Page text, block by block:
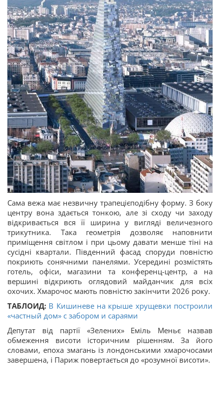
Сама вежа має незвичну трапецієподібну форму. З боку
центру вона здається тонкою, але зі сходу чи заходу
відкривається вся її ширина у вигляді величезного
трикутника. Така геометрія дозволяє наповнити
приміщення світлом і при цьому давати менше тіні на
сусідні квартали. Південний фасад споруди повністю
покриють сонячними панелями. Усередині розмістять
готель, офіси, магазини та конференц-центр, а на
вершині відкриють оглядовий майданчик для всіх
охочих. Хмарочос мають повністю закінчити 2026 року.
ТАБЛОИД: В Кишиневе на крыше хрущевки построили
«частный дом» с забором и сараями
Депутат від партії «Зелених» Еміль Меньє назвав
обмеження висоти історичним рішенням. За його
словами, епоха змагань із лондонськими хмарочосами
завершена, і Париж повертається до «розумної висоти».